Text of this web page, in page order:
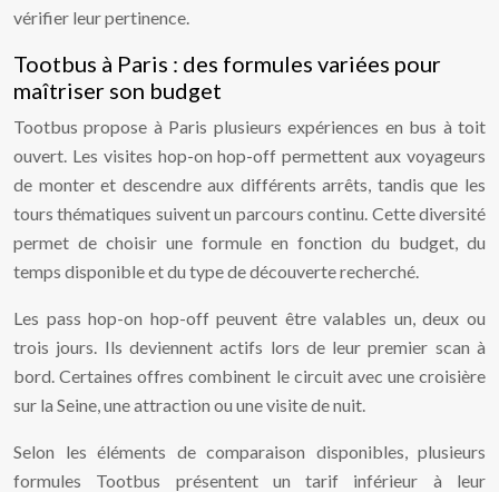
vérifier leur pertinence.
Tootbus à Paris : des formules variées pour
maîtriser son budget
Tootbus propose à Paris plusieurs expériences en bus à toit
ouvert. Les visites hop-on hop-off permettent aux voyageurs
de monter et descendre aux différents arrêts, tandis que les
tours thématiques suivent un parcours continu. Cette diversité
permet de choisir une formule en fonction du budget, du
temps disponible et du type de découverte recherché.
Les pass hop-on hop-off peuvent être valables un, deux ou
trois jours. Ils deviennent actifs lors de leur premier scan à
bord. Certaines offres combinent le circuit avec une croisière
sur la Seine, une attraction ou une visite de nuit.
Selon les éléments de comparaison disponibles, plusieurs
formules Tootbus présentent un tarif inférieur à leur